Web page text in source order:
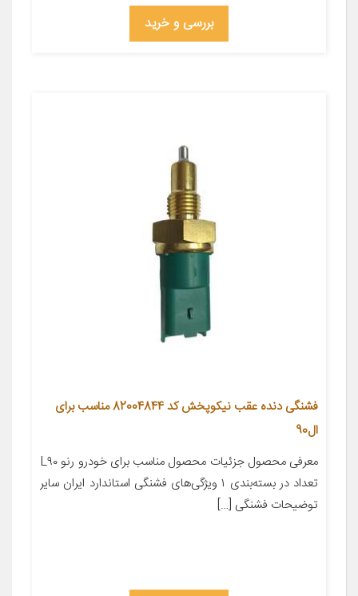
بررسی و خرید
فشنگی دنده عقب نیکوپخش کد 82004844 مناسب برای
ال90
معرفی محصول جزئیات محصول مناسب برای خودرو رنو L۹۰
تعداد در بسته‌بندی ۱ ویژگی‌های فشنگی استاندارد ایران سایر
توضیحات فشنگی […]